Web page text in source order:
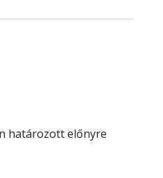
határozott előnyre